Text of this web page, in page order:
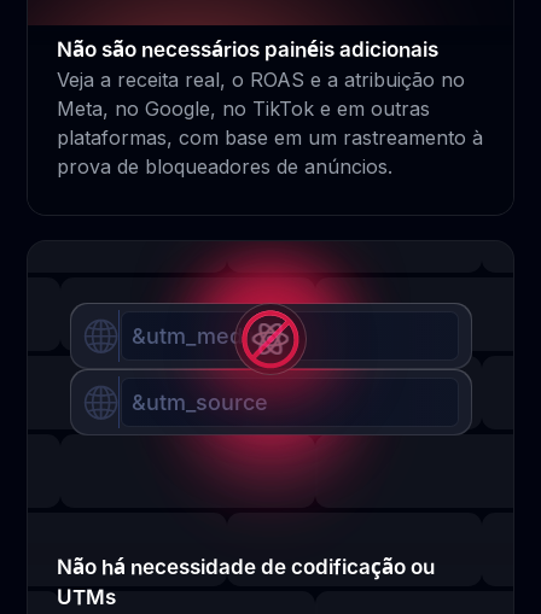
Não são necessários painéis adicionais
Veja a receita real, o ROAS e a atribuição no
Meta, no Google, no TikTok e em outras
plataformas, com base em um rastreamento à
prova de bloqueadores de anúncios.
&utm_medium
&utm_source
Não há necessidade de codificação ou
UTMs